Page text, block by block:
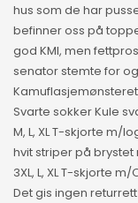
hus som de har
befinner oss på
god KMI, men
senator stemte for
Svarte sokker Kule
M, L, XL T-skjorte m/
hvit striper på brystet
3XL, L, XL T-skjorte
Det gis ingen